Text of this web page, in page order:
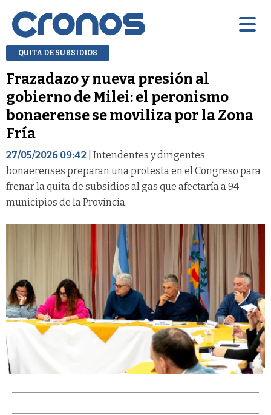
QUITA DE SUBSIDIOS
Frazadazo y nueva presión al
gobierno de Milei: el peronismo
bonaerense se moviliza por la Zona
Fría
27/05/2026 09:42 | Intendentes y dirigentes
bonaerenses preparan una protesta en el Congreso para
frenar la quita de subsidios al gas que afectaría a 94
municipios de la Provincia.